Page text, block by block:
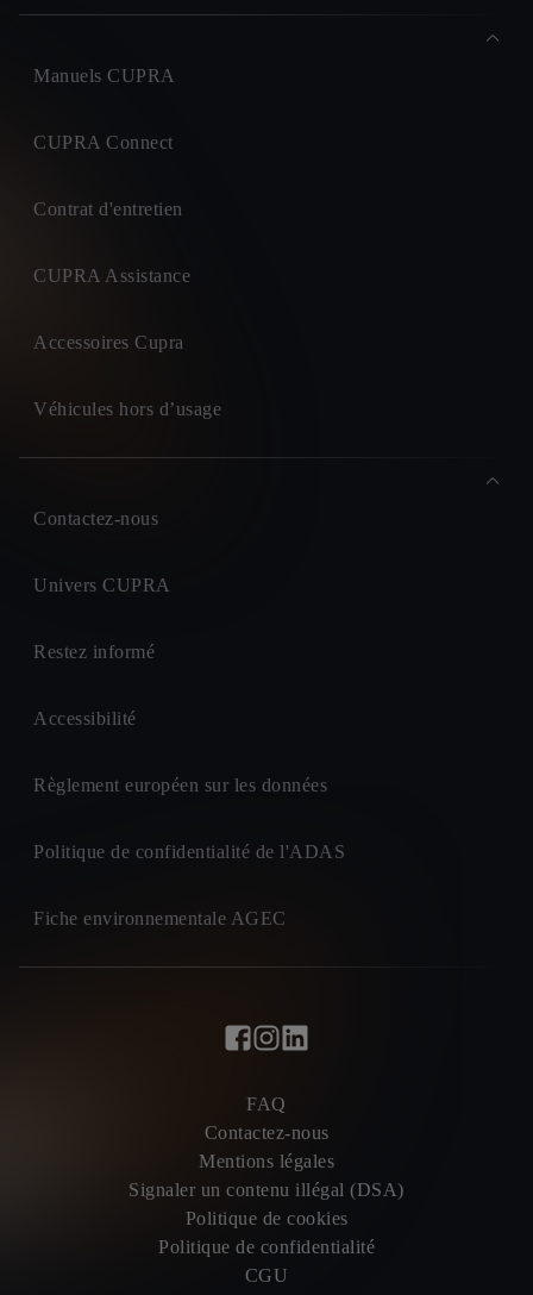
Manuels CUPRA
CUPRA Connect
Contrat d'entretien
CUPRA Assistance
Accessoires Cupra
Véhicules hors d’usage
Contactez-nous
Univers CUPRA
Restez informé
Accessibilité
Règlement européen sur les données
Politique de confidentialité de l'ADAS
Fiche environnementale AGEC
FAQ
Contactez-nous
Mentions légales
Signaler un contenu illégal (DSA)
Politique de cookies
Politique de confidentialité
CGU